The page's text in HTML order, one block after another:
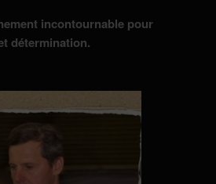
incontournable pour
détermination.